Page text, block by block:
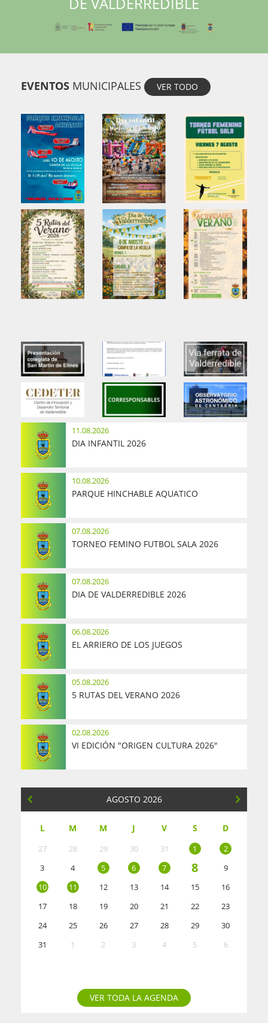
EVENTOS MUNICIPALES VER TODO
11.08.2026
DIA INFANTIL 2026
10.08.2026
PARQUE HINCHABLE AQUATICO
07.08.2026
TORNEO FEMINO FUTBOL SALA 2026
07.08.2026
DIA DE VALDERREDIBLE 2026
06.08.2026
EL ARRIERO DE LOS JUEGOS
05.08.2026
5 RUTAS DEL VERANO 2026
02.08.2026
VI EDICIÓN "ORIGEN CULTURA 2026"
AGOSTO 2026
L M M J V S D
27 28 29 30 31 1
2
3
4 5 6 7 8
9
10
11 12 13 14 15
16
17
18 19 20 21 22
23
24
25 26 27 28 29
30
31
1 2 3 4 5 6
VER TODA LA AGENDA